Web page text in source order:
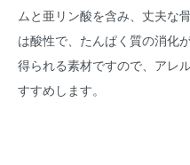
ムと亜リン酸を含み、丈夫な
は酸性で、たんぱく質の消化
得られる素材ですので、アレ
すすめします。